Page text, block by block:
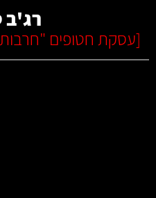
רג'ב
[עסקת חטופים